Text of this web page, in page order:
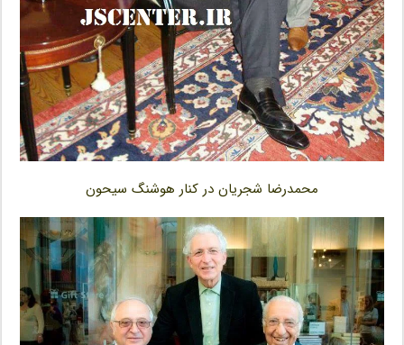
محمدرضا شجریان در کنار هوشنگ سیحون